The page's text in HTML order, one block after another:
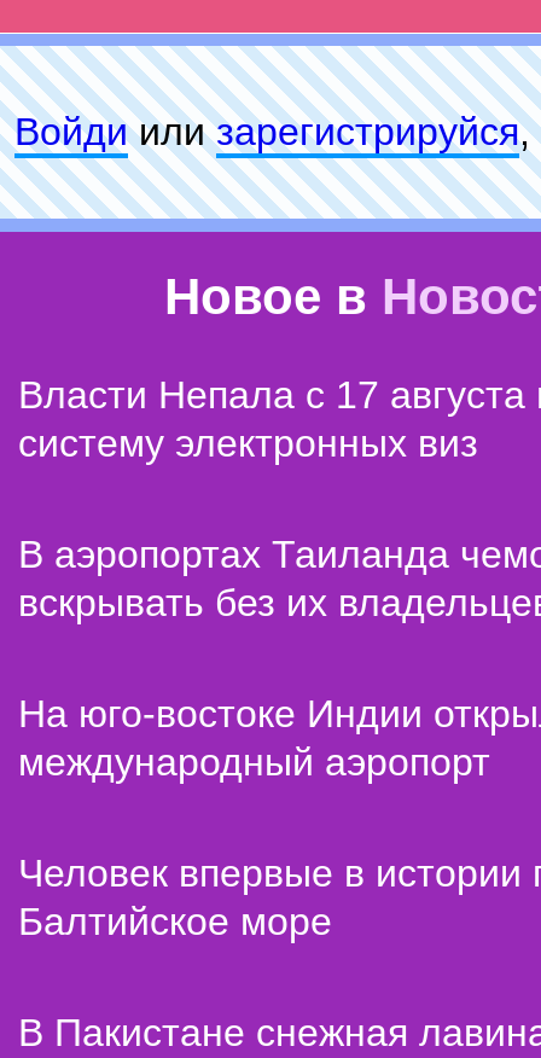
Войдиилизарeгиcтpируйся,
Новое в
Власти Непала с 17 августа
систему электронных виз
В аэропортах Таиланда
вскрывать без их
На юго-востоке Индии
международный аэропорт
Человек впервые в истории
Балтийское море
В Пакистане снежная